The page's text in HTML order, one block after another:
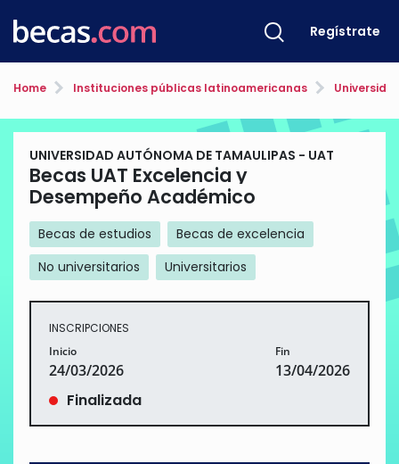
Regístrate
Home Instituciones públicas latinoamericanas
UNIVERSIDAD AUTÓNOMA DE TAMAULIPAS - UAT
Becas UAT Excelencia y
Desempeño Académico
Becas de estudios
Becas de excelencia
No universitarios
Universitarios
INSCRIPCIONES
Inicio
24/03/2026
Fin
13/04/2026
Finalizada